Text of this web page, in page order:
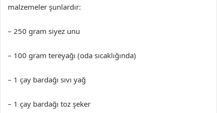
malzemeler şunlardır:
– 250 gram siyez unu
– 100 gram tereyağı (oda sıcaklığında)
– 1 çay bardağı sıvı yağ
– 1 çay bardağı toz şeker